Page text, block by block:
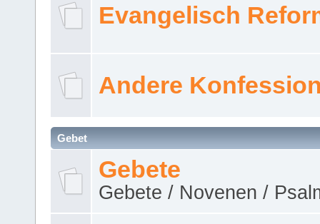
Evangelisch
Andere
Gebet
Gebete
Gebete / Novenen /